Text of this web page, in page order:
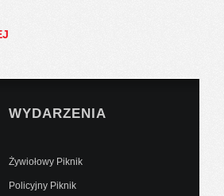
WYDARZENIA
Żywiołowy Piknik
Policyjny Piknik